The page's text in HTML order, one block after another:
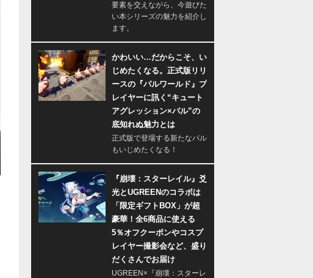
要素を交えながら、今遊びた
い本シリーズの魅力を紹介し
ます。
かわいい…だからこそ、い
じめたくなる。正式版リリ
ースの『パルワールド』プ
レイヤーに訊く“キュート
アグレッション×パル”の
底知れぬ魅力とは
正式版で登場する新たなパル
もいじめたくなる！
『崩壊：スターレイル』爻
光とUGREENのコラボは
「限定ギフトBOX」が超
豪華！全6商品に使える
5％オフクーポンやコスプ
レイヤー撮影会など、盛り
だくさんでお届け
UGREEN×『崩壊：スターレ